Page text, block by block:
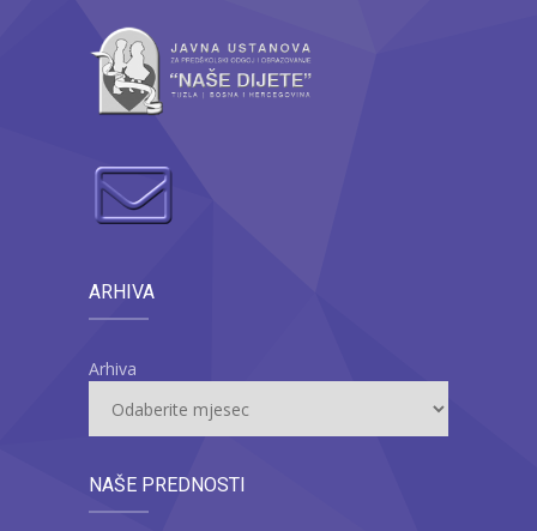
ARHIVA
Arhiva
NAŠE PREDNOSTI